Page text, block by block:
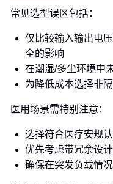
常见选型误区包括：
仅比较输入输出电
全的影响
在潮湿/多尘环境中
为降低成本选择非
医用场景需特别注意：
选择符合医疗安规
优先考虑带冗余设
确保在突发负载情